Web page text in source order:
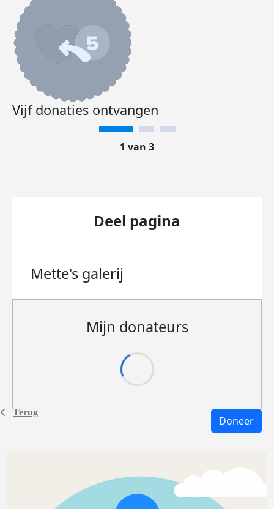
Terug
Vijf donaties ontvangen
1 van 3
Deel pagina
Mette's galerij
Mijn donateurs
Doneer